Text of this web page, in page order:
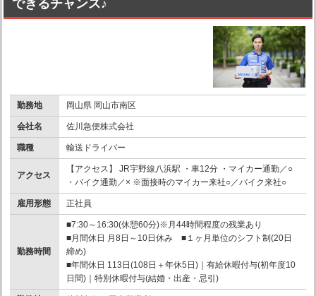
できるチャンス♪
勤務地 岡山県 岡山市南区
会社名 佐川急便株式会社
職種 輸送ドライバー
アクセス
【アクセス】 JR宇野線八浜駅 ・車12分 ・マイカー通勤／○
・バイク通勤／× ※面接時のマイカー来社○／バイク来社○
雇用形態 正社員
勤務時間
■7:30～16:30(休憩60分)※月44時間程度の残業あり
■月間休日 月8日～10日休み ■１ヶ月単位のシフト制(20日
締め)
■年間休日 113日(108日＋年休5日)｜有給休暇付与(初年度10
日間)｜特別休暇付与(結婚・出産・忌引)